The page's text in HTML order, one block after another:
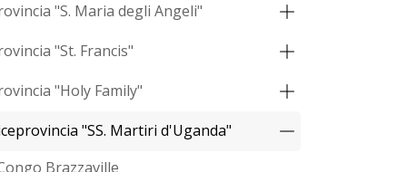
"S. Maria degli Angeli"
"St. Francis"
"Holy Family"
"SS. Martiri d'Uganda"
Brazzaville